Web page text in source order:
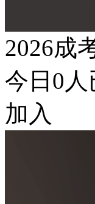
2026成
今日 0
加入